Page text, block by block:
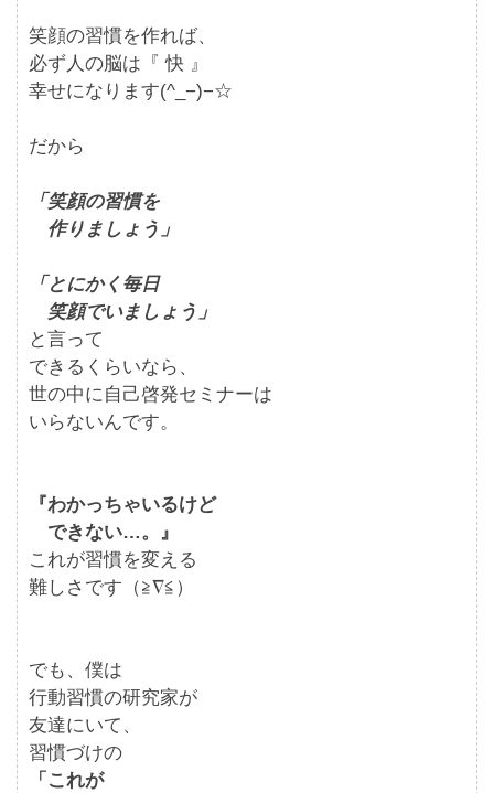
笑顔の習慣を作れば、
必ず人の脳は『 快 』
幸せになります(^_−)−☆
だから
「笑顔の習慣を
作りましょう」
「とにかく毎日
笑顔でいましょう」
と言って
できるくらいなら、
世の中に自己啓発セミナーは
いらないんです。
『わかっちゃいるけど
できない…。』
これが習慣を変える
難しさです（≧∇≦）
でも、僕は
行動習慣の研究家が
友達にいて、
習慣づけの
「これが